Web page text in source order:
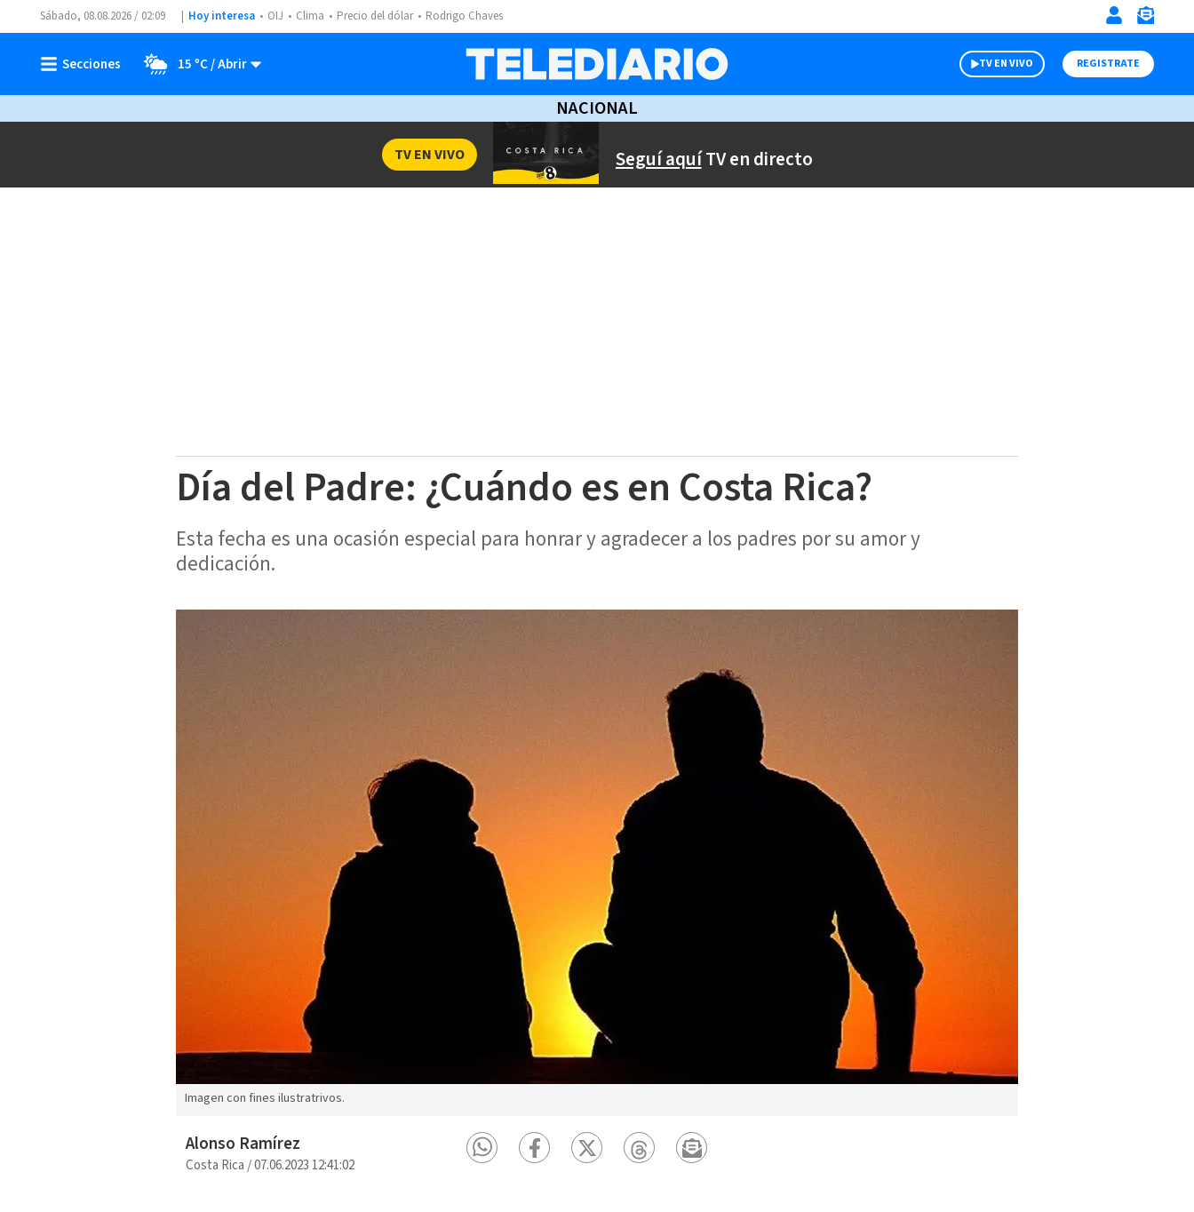
Sábado, 08.08.2026 / 02:09 Hoy interesa OIJ Clima Precio del dólar Rodrigo Chaves
15 ºC TV EN VIVO REGISTRATE
NACIONAL
Seguí aquíTV en directo
TV EN VIVO
Día del Padre: ¿Cuándo es en Costa Rica?
Esta fecha es una ocasión especial para honrar y agradecer a los padres por su amor y
dedicación.
Imagen con fines ilustratrivos.
Alonso Ramírez
Costa Rica/07.06.2023 12:41:02